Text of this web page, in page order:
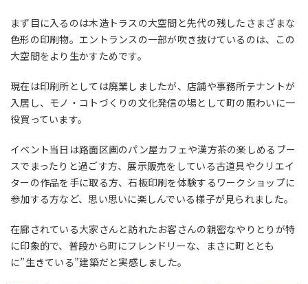
まず目に入るのは木造トラスの大空間と先代の残したさまざまな
色形の印刷物。エントランスの一部が吹き抜けているのは、この
大空間をより生かすためです。
現在は印刷所としては廃業しましたが、店舗や事務所テナントが
入居し、モノ・コトづくりの文化発信の場として町の賑わいに一
役買っています。
イベント当日は路面区画のパン屋カフェや漢方茶の楽しめるブー
スでまったりと過ごす方、展示販売をしている古道具やクリエイ
ターの作品を手に取る方、石板印刷を体験するワークショップに
参加する方など、思い思いに楽しんでいる様子が見られました。
在廊されている大家さんと訪れたお客さんの親密なやりとりが特
に印象的で、普段から町にフレンドリーな、まさに町ととも
に”生きている”建築だと実感しました。